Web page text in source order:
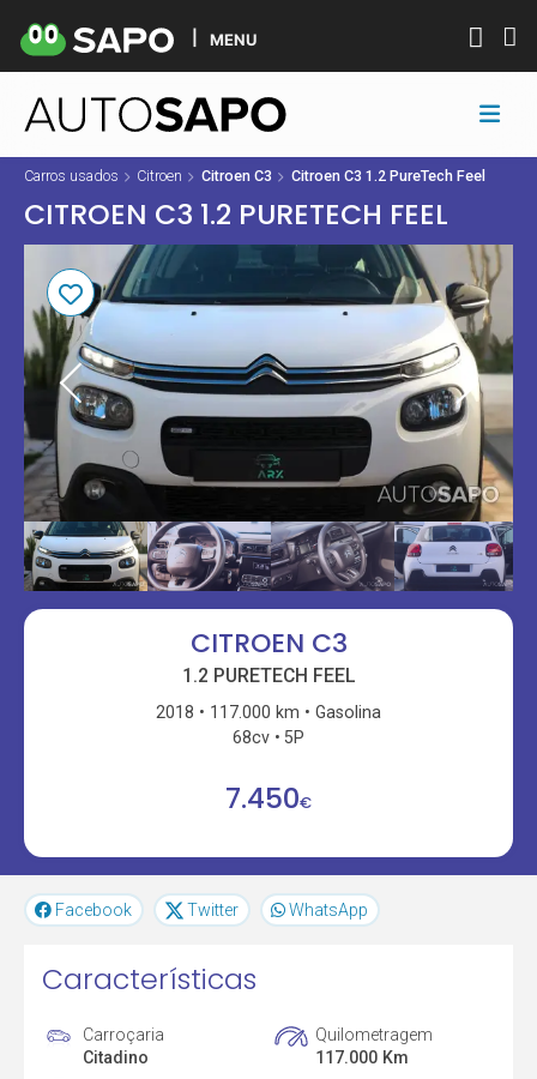
MENU
Carros usados Citroen Citroen C3 Citroen C3 1.2 PureTech Feel
CITROEN C3 1.2 PURETECH FEEL
CITROEN C3
1.2 PURETECH FEEL
2018 117.000 km
Gasolina
68cv
5P
7.450€
Facebook Twitter WhatsApp
Características
Carroçaria
Citadino
Quilometragem
117.000 Km